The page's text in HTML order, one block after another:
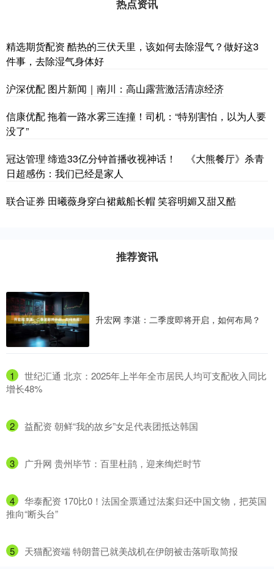
热点资讯
精选期货配资 酷热的三伏天里，该如何去除湿气？做好这3
件事，去除湿气身体好
沪深优配 图片新闻｜南川：高山露营激活清凉经济
信康优配 拖着一路水雾三连撞！司机：“特别害怕，以为人要
没了”
冠达管理 缔造33亿分钟首播收视神话！ 《大熊餐厅》杀青
日超感伤：我们已经是家人
联合证券 田曦薇身穿白裙戴船长帽 笑容明媚又甜又酷
推荐资讯
升宏网 李湛：二季度即将开启，如何布局？
1
​世纪汇通 北京：2025年上半年全市居民人均可支配收入同比
增长48%
2 ​益配资 朝鲜“我的故乡”女足代表团抵达韩国
3 ​广升网 贵州毕节：百里杜鹃，迎来绚烂时节
4
​华泰配资 170比0！法国全票通过法案归还中国文物，把英国
推向“断头台”
5 ​天猫配资端 特朗普已就美战机在伊朗被击落听取简报